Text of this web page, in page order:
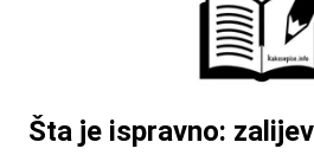
Šta je ispravno: